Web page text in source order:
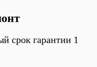
срок гарантии 1